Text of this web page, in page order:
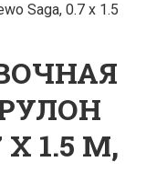
Saga, 0.7 x 1.5
X 1.5 М,